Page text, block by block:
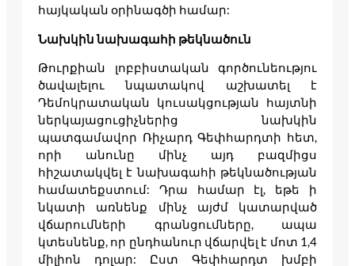
հայկական օրինագծի համար:
Նախկին նախագահի թեկնածուն
Թուրքիան լոբբիստական գործունեությու
ծավալելու նպատակով աշխատել է
Դեմոկրատական կուսակցության հայտնի
ներկայացուցիչներից նախկին
պատգամավոր Ռիչարդ Գեփհարդտի հետ,
որի անունը մինչ այդ բազմիցս
հիշատակվել է նախագահի թեկնածության
համատեքստում: Դրա համար էլ, եթե ի
նկատի առնենք մինչ այժմ կատարված
վճարումների գրանցումները, ապա
կտեսնենք, որ ընդհանուր վճարվել է մոտ 1,4
միլիոն դոլար: Ըստ Գեփհարդտ խմբի